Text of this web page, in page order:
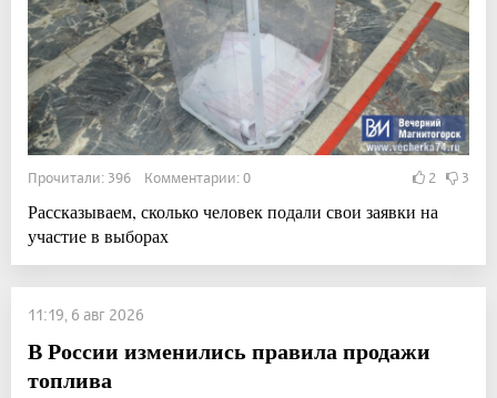
Прочитали: 396 Комментарии: 0 2 3
Рассказываем, сколько человек подали свои заявки на
участие в выборах
11:19, 6 авг 2026
В России изменились правила продажи
топлива